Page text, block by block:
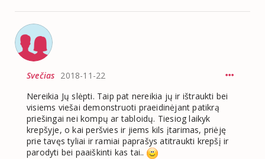
Svečias 2018-11-22
Nereikia Jų slėpti. Taip pat nereikia jų ir ištraukti bei
visiems viešai demonstruoti praeidinėjant patikrą
priešingai nei kompų ar tabloidų. Tiesiog laikyk
krepšyje, o kai peršvies ir jiems kils įtarimas, priėję
prie tavęs tyliai ir ramiai paprašys atitraukti krepšį ir
parodyti bei paaiškinti kas tai..